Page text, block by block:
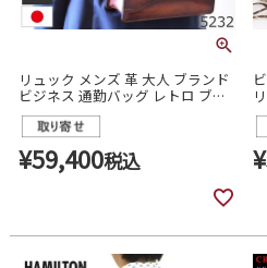
リュック メンズ 革 大人 ブランド
ビジネス 通勤バッグ レトロ ブラ
ウン 四角 おしゃれ おすすめ 人気
ビジネスリュック 本革 日本製 茶
色 カジュアル ヴィンテージ レザ
ー かっこいい 青木鞄 ラガード
Lugard 5232
¥59,400税込 ¥